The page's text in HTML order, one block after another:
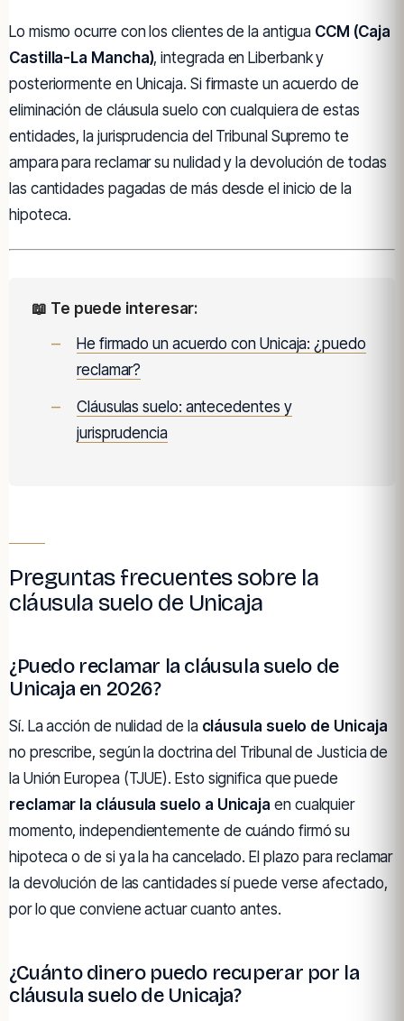
Lo mismo ocurre con los clientes de la antigua CCM (Caja
Castilla-La Mancha), integrada en Liberbank y
posteriormente en Unicaja. Si firmaste un acuerdo de
eliminación de cláusula suelo con cualquiera de estas
entidades, la jurisprudencia del Tribunal Supremo te
ampara para reclamar su nulidad y la devolución de todas
las cantidades pagadas de más desde el inicio de la
hipoteca.
📖 Te puede interesar:
He firmado un acuerdo con Unicaja: ¿puedo
reclamar?
Cláusulas suelo: antecedentes y
jurisprudencia
Preguntas frecuentes sobre la
cláusula suelo de Unicaja
¿Puedo reclamar la cláusula suelo de
Unicaja en 2026?
Sí. La acción de nulidad de la cláusula suelo de Unicaja
no prescribe, según la doctrina del Tribunal de Justicia de
la Unión Europea (TJUE). Esto significa que puede
reclamar la cláusula suelo a Unicaja en cualquier
momento, independientemente de cuándo firmó su
hipoteca o de si ya la ha cancelado. El plazo para reclamar
la devolución de las cantidades sí puede verse afectado,
por lo que conviene actuar cuanto antes.
¿Cuánto dinero puedo recuperar por la
cláusula suelo de Unicaja?